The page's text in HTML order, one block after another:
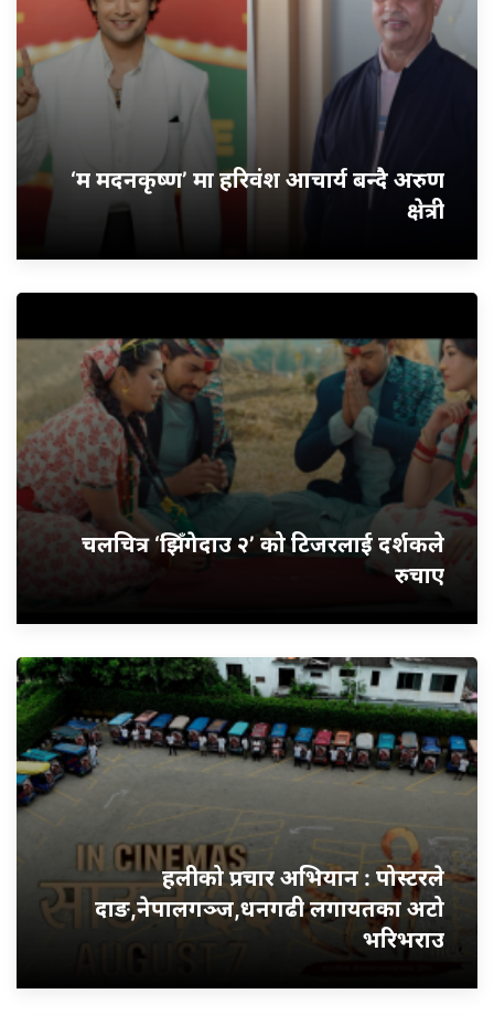
‘म मदनकृष्ण’ मा हरिवंश आचार्य बन्दै अरुण
क्षेत्री
चलचित्र ‘झिँगेदाउ २’ को टिजरलाई दर्शकले
रुचाए
हलीको प्रचार अभियान : पोस्टरले
दाङ,नेपालगञ्ज,धनगढी लगायतका अटो
भरिभराउ